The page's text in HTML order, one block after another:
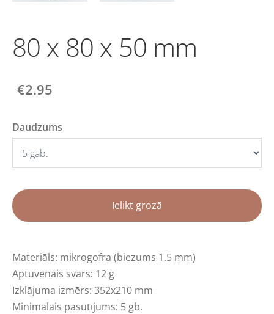
80 x 80 x 50 mm
€2.95
Daudzums
Ielikt grozā
Materiāls: mikrogofra (biezums 1.5 mm)
Aptuvenais svars: 12 g
Izklājuma izmērs: 352x210 mm
Minimālais pasūtījums: 5 gb.